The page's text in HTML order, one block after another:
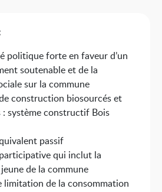
politique forte en faveur d’un
soutenable et de la
sur la commune
construction biosourcés et
: système constructif Bois
passif
qui inclut la
de la commune
limitation de la consommation